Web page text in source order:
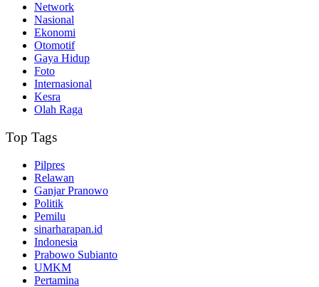
Network
Nasional
Ekonomi
Otomotif
Gaya Hidup
Foto
Internasional
Kesra
Olah Raga
Top Tags
Pilpres
Relawan
Ganjar Pranowo
Politik
Pemilu
sinarharapan.id
Indonesia
Prabowo Subianto
UMKM
Pertamina